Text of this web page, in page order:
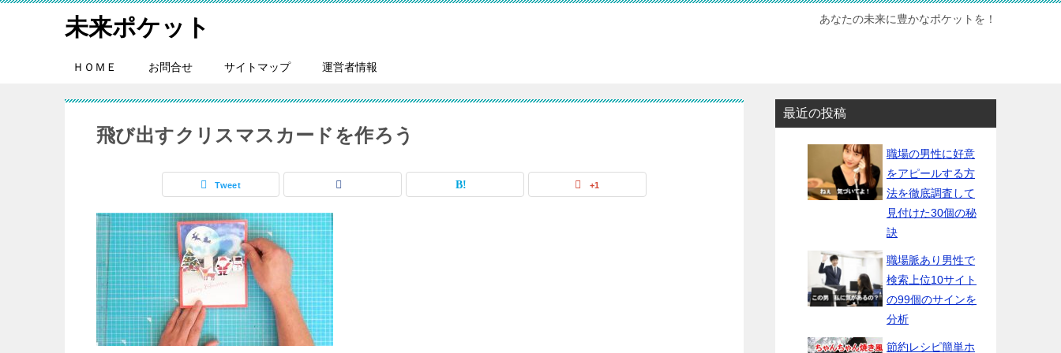
未来ポケット あなたの未来に豊かなポケットを！
ＨＯＭＥ お問合せ サイトマップ 運営者情報
飛び出すクリスマスカードを作ろう
Tweet +1
最近の投稿
職場の男性に好意
をアピールする方
法を徹底調査して
見付けた30個の秘
訣
職場脈あり男性で
検索上位10サイト
の99個のサインを
分析
節約レシピ簡単ホ